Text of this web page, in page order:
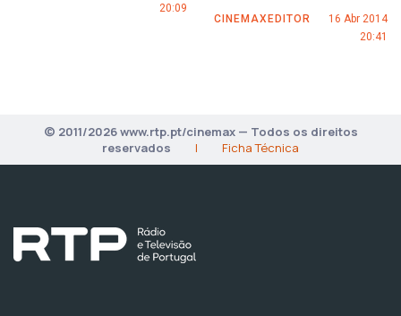
20:09
CINEMAXEDITOR
16 Abr 2014
20:41
© 2011/2026 www.rtp.pt/cinemax — Todos os direitos
reservados
| Ficha Técnica